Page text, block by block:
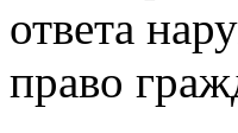
ответа
право